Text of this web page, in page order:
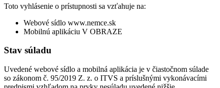
Toto vyhlásenie o prístupnosti sa vzťahuje na:
Webové sídlo www.nemce.sk
Mobilnú aplikáciu V OBRAZE
Stav súladu
Uvedené webové sídlo a mobilná aplikácia je v čiastočnom súlade
so zákonom č. 95/2019 Z. z. o ITVS a príslušnými vykonávacími